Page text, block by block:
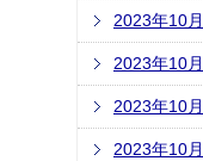
2023年10
2023年10
2023年10
2023年10